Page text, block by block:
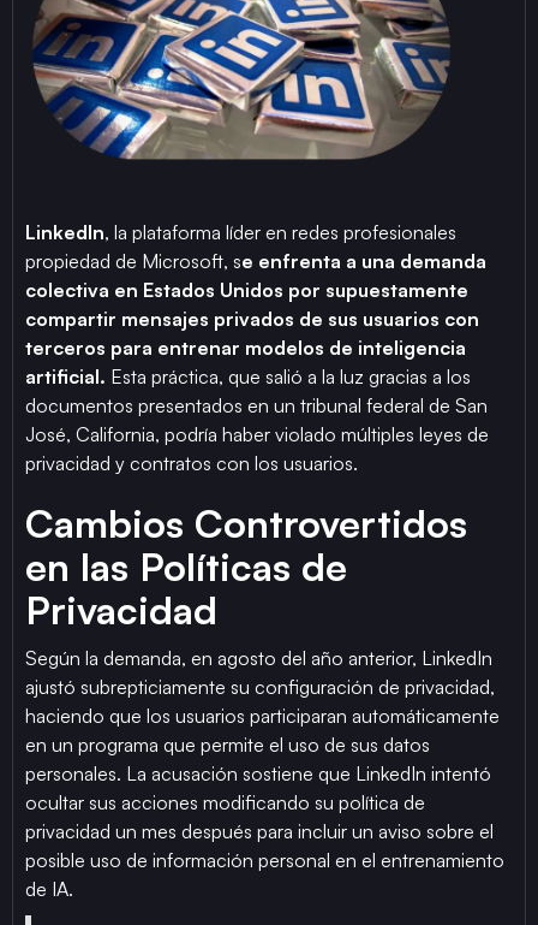
LinkedIn, la plataforma líder en redes profesionales
propiedad de Microsoft, se enfrenta a una demanda
colectiva en Estados Unidos por supuestamente
compartir mensajes privados de sus usuarios con
terceros para entrenar modelos de inteligencia
artificial. Esta práctica, que salió a la luz gracias a los
documentos presentados en un tribunal federal de San
José, California, podría haber violado múltiples leyes de
privacidad y contratos con los usuarios.
Cambios Controvertidos
en las Políticas de
Privacidad
Según la demanda, en agosto del año anterior, LinkedIn
ajustó subrepticiamente su configuración de privacidad,
haciendo que los usuarios participaran automáticamente
en un programa que permite el uso de sus datos
personales. La acusación sostiene que LinkedIn intentó
ocultar sus acciones modificando su política de
privacidad un mes después para incluir un aviso sobre el
posible uso de información personal en el entrenamiento
de IA.